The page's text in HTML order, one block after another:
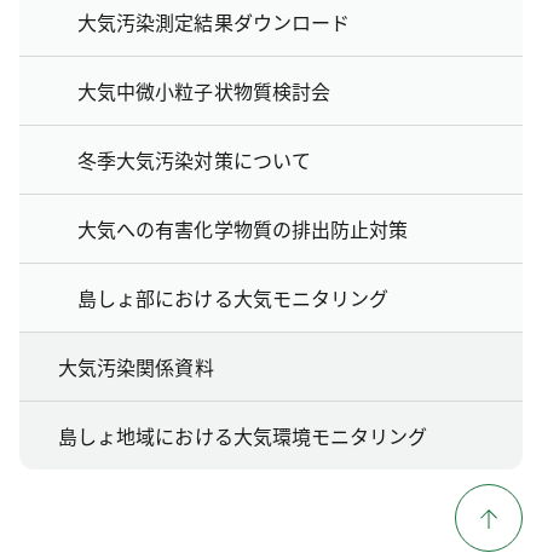
大気汚染測定結果ダウンロード
大気中微小粒子状物質検討会
冬季大気汚染対策について
大気への有害化学物質の排出防止対策
島しょ部における大気モニタリング
大気汚染関係資料
島しょ地域における大気環境モニタリング